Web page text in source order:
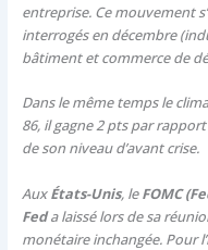
entreprise. Ce mouvement
interrogés en décembre
bâtiment et commerce de
Dans le même temps le
86, il gagne 2 pts par
de son niveau d’avant crise.
AuxÉtats-Unis, leFOMC
Feda laissé lors de sa
monétaire inchangée. Pour